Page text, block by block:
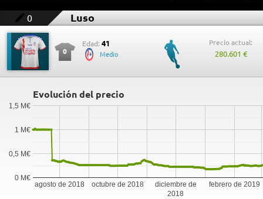
0 Luso
0
Edad: 41
Medio
Precio actual:
280.601 €
Evolución del precio
agosto de 2018 octubre de 2018
diciembre de
2018
febrero de 2019
0 M€
0,5 M€
1 M€
1,5 M€